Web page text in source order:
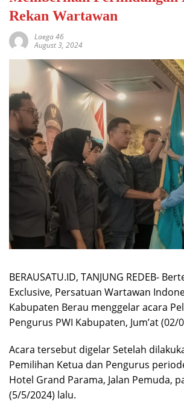
Rekan Wartawan
Laega 46
August 3, 2024
BERAUSATU.ID, TANJUNG REDEB-
Exclusive, Persatuan Wartawan
Kabupaten Berau menggelar acara
Pengurus PWI Kabupaten, Jum’at (02/
Acara tersebut digelar Setelah
Pemilihan Ketua dan Pengurus
Hotel Grand Parama, Jalan Pemuda,
(5/5/2024) lalu.